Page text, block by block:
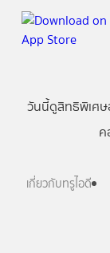
วันนี้ดูสิทธิพิเศษ
เกี่ยวกับทรูไอดี